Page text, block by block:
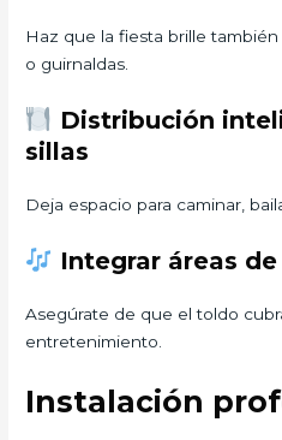
Haz que la fiesta brille
o guirnaldas.
Distribución
sillas
Deja espacio para caminar,
Integrar áreas
Asegúrate de que el toldo
entretenimiento.
Instalación